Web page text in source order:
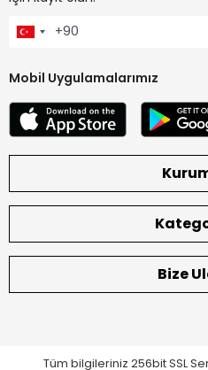
Mobil Uygulamalarımız
Bize
Tüm bilgileriniz 256bit SSL